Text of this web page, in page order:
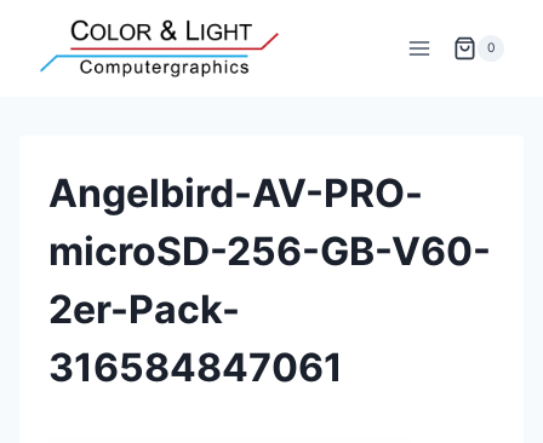
springen
0
Angelbird-AV-PRO-
microSD-256-GB-V60-
2er-Pack-
316584847061